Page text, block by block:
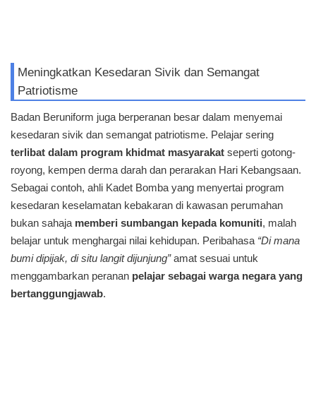
Meningkatkan Kesedaran Sivik dan Semangat
Patriotisme
Badan Beruniform juga berperanan besar dalam menyemai
kesedaran sivik dan semangat patriotisme. Pelajar sering
terlibat dalam program khidmat masyarakat seperti gotong-
royong, kempen derma darah dan perarakan Hari Kebangsaan.
Sebagai contoh, ahli Kadet Bomba yang menyertai program
kesedaran keselamatan kebakaran di kawasan perumahan
bukan sahaja memberi sumbangan kepada komuniti, malah
belajar untuk menghargai nilai kehidupan. Peribahasa “Di mana
bumi dipijak, di situ langit dijunjung”amat sesuai untuk
menggambarkan peranan pelajar sebagai warga negara yang
bertanggungjawab.